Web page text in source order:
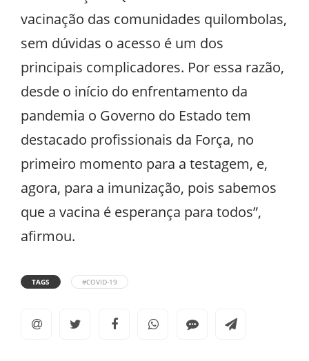
vacinação das comunidades quilombolas,
sem dúvidas o acesso é um dos
principais complicadores. Por essa razão,
desde o início do enfrentamento da
pandemia o Governo do Estado tem
destacado profissionais da Força, no
primeiro momento para a testagem, e,
agora, para a imunização, pois sabemos
que a vacina é esperança para todos”,
afirmou.
TAGS #COVID-19